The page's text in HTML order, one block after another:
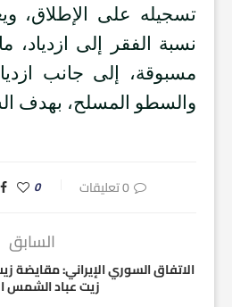
تسجيله على الإطلاق،
نسبة الفقر إلى ازدياد،
مسبوقة، إلى جانب
والسطو المسلح، بهدف
0 تعليقات 0
السابق
الاتفاق السوري الإيراني: مقايضة
زيت عباد الشمس